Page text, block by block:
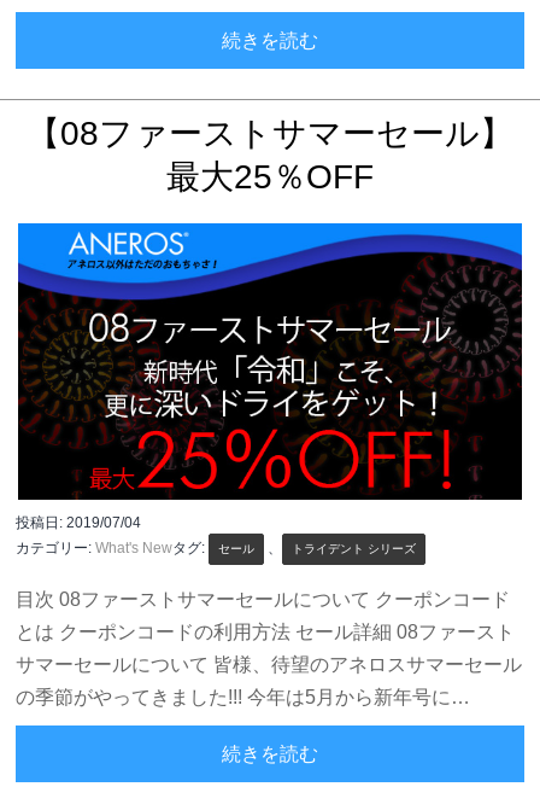
続きを読む
【08ファーストサマーセール】
最大25％OFF
投稿日:2019/07/04
カテゴリー:What's Newタグ: セール 、 トライデント シリーズ
目次 08ファーストサマーセールについて クーポンコード
とは クーポンコードの利用方法 セール詳細 08ファースト
サマーセールについて 皆様、待望のアネロスサマーセール
の季節がやってきました!!! 今年は5月から新年号に…
続きを読む